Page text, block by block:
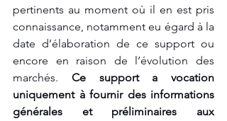
pertinents au moment où il en est pris
connaissance, notamment eu égard à la
date d’élaboration de ce support ou
encore en raison de l’évolution des
marchés. Ce support a vocation
uniquement à fournir des informations
générales et préliminaires aux